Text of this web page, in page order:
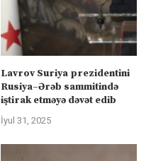
Lavrov Suriya prezidentini
Rusiya–Ərəb sammitində
iştirak etməyə dəvət edib
İyul 31, 2025